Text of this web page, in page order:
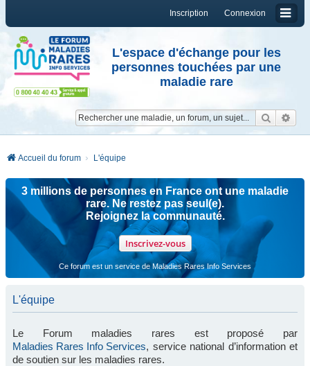
Connexion
Inscription
L'espace d'échange pour les
personnes touchées par une
maladie rare
Accueil du forum L'équipe
3 millions de personnes en France ont une maladie
rare. Ne restez pas seul(e).
Rejoignez la communauté.
Inscrivez-vous
Ce forum est un service de Maladies Rares Info Services
L'équipe
Le Forum maladies rares est proposé par
Maladies Rares Info Services, service national d’information et
de soutien sur les maladies rares.